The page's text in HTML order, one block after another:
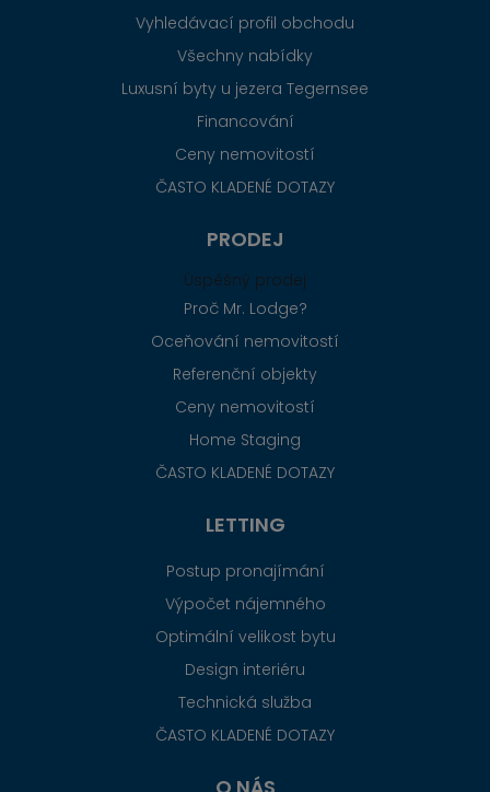
Vyhledávací profil obchodu
Všechny nabídky
Luxusní byty u jezera Tegernsee
Financování
Ceny nemovitostí
ČASTO KLADENÉ DOTAZY
PRODEJ
Úspěšný prodej
Proč Mr. Lodge?
Oceňování nemovitostí
Referenční objekty
Ceny nemovitostí
Home Staging
ČASTO KLADENÉ DOTAZY
LETTING
Postup pronajímání
Výpočet nájemného
Optimální velikost bytu
Design interiéru
Technická služba
ČASTO KLADENÉ DOTAZY